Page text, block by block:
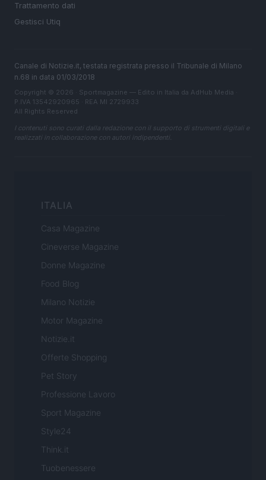
Trattamento dati
Gestisci Utiq
Canale di Notizie.it, testata registrata presso il Tribunale di Milano
n.68 in data 01/03/2018
Copyright © 2026 · Sportmagazine — Edito in Italia da AdHub Media
P.IVA 13542920965 · REA MI 2729933
All Rights Reserved
I contenuti sono curati dalla redazione con il supporto di strumenti digitali e
realizzati in collaborazione con autori indipendenti.
ITALIA
Casa Magazine
Cineverse Magazine
Donne Magazine
Food Blog
Milano Notizie
Motor Magazine
Notizie.it
Offerte Shopping
Pet Story
Professione Lavoro
Sport Magazine
Style24
Think.it
Tuobenessere